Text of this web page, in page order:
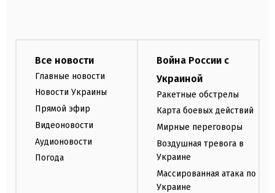
Все новости
Главные новости
Новости Украины
Прямой эфир
Видеоновости
Аудионовости
Погода
Война России с
Украиной
Ракетные обстрелы
Карта боевых действий
Мирные переговоры
Воздушная тревога в
Украине
Массированная атака по
Украине